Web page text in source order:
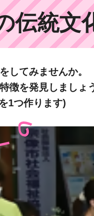
伝統
してみませんか。
徴を発見しましょ
1つ作ります)